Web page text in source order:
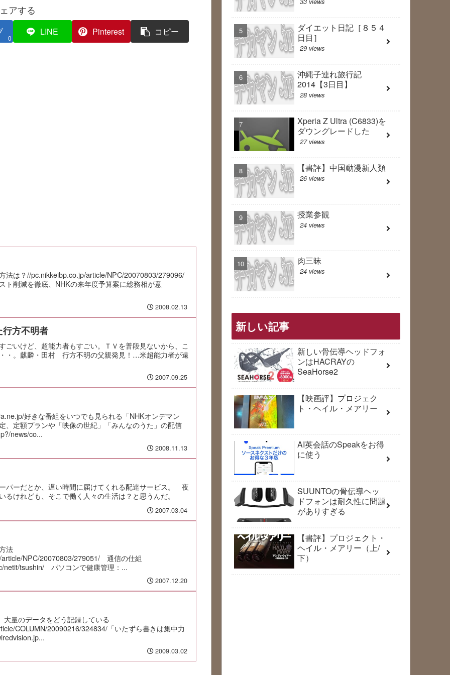
アする
0
LINE Pinterest コピー
法は？//pc.nikkeibp.co.jp/article/NPC/20070803/279096/
ト削減を徹底、NHKの来年度予算案に総務相が意
2008.02.13
方不明者
いけど、超能力者もすごい。ＴＶを普段見ないから、こ
・。麒麟・田村 行方不明の父親発見！…米超能力者が遠
2007.09.25
好きな番組をいつでも見られる「NHKオンデマン
、定額プランや「映像の世紀」「みんなのうた」の配信
news/co...
2008.11.13
パーだとか、遅い時間に届けてくれる配達サービス。 夜
るけれども、そこで働く人々の生活は？と思うんだ。
2007.03.04
法
NPC/20070803/279051/ 通信の仕組
tsushin/ パソコンで健康管理：...
2007.12.20
大量のデータをどう記録している
COLUMN/20090216/324834/「いたずら書きは集中力
2009.03.02
ダイエット日記［８５４
日目］
29 views
沖縄子連れ旅行記
2014【3日目】
28 views
Xperia Z Ultra (C6833)を
ダウングレードした
27 views
【書評】中国動漫新人類
26 views
授業参観
24 views
肉三昧
24 views
新しい記事
新しい骨伝導ヘッドフォ
ンはHACRAYの
SeaHorse2
【映画評】プロジェク
ト・ヘイル・メアリー
AI英会話のSpeakをお得
に使う
SUUNTOの骨伝導ヘッ
ドフォンは耐久性に問題
がありすぎる
【書評】プロジェクト・
ヘイル・メアリー（上/
下）